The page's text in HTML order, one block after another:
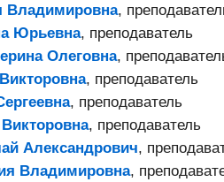
Владимировна,
Юрьевна, преподаватель
Олеговна,
, преподаватель
, преподаватель
, преподаватель
Александрович,
Владимировна,